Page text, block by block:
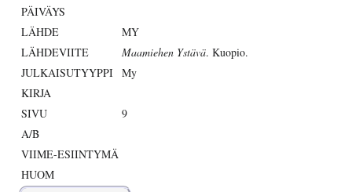
PÄIVÄYS
LÄHDE
MY
LÄHDEVIITE
Maamiehen Ystävä. Kuopio.
JULKAISUTYYPPI My
KIRJA
SIVU
9
A/B
VIIME-ESIINTYMÄ
HUOM